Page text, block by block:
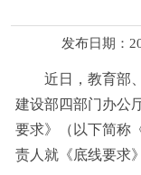
发布日期：
近日，教育部、
建设部四部门办公
要求》（以下简称
责人就《底线要求